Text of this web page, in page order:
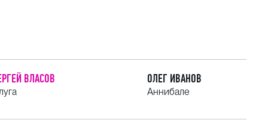
ВЛАСОВ ОЛЕГ ИВАНОВ
Аннибале